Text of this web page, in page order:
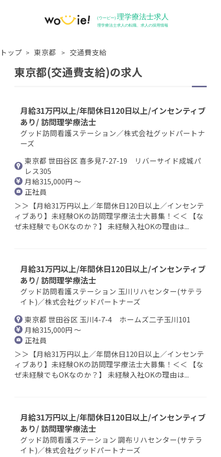
トップ 東京都 交通費支給
東京都(交通費支給)の求人
月給31万円以上/年間休日120日以上/インセンティブ
あり/ 訪問理学療法士
グッド訪問看護ステーション／株式会社グッドパートナ
ーズ
東京都 世田谷区 喜多見7-27-19 リバーサイド成城パ
レス305
月給315,000円 ～
正社員
＞＞【月給31万円以上／年間休日120日以上／インセンテ
ィブあり】未経験OKの訪問理学療法士大募集！＜＜ 【な
ぜ未経験でもOKなのか？】 未経験入社OKの理由は...
月給31万円以上/年間休日120日以上/インセンティブ
あり/ 訪問理学療法士
グッド訪問看護ステーション 玉川リハセンター(サテラ
イト)／株式会社グッドパートナーズ
東京都 世田谷区 玉川4-7-4 ホームズ二子玉川101
月給315,000円 ～
正社員
＞＞【月給31万円以上／年間休日120日以上／インセンテ
ィブあり】未経験OKの訪問理学療法士大募集！＜＜ 【な
ぜ未経験でもOKなのか？】 未経験入社OKの理由は...
月給31万円以上/年間休日120日以上/インセンティブ
あり/ 訪問理学療法士
グッド訪問看護ステーション 調布リハセンター(サテラ
イト)／株式会社グッドパートナーズ